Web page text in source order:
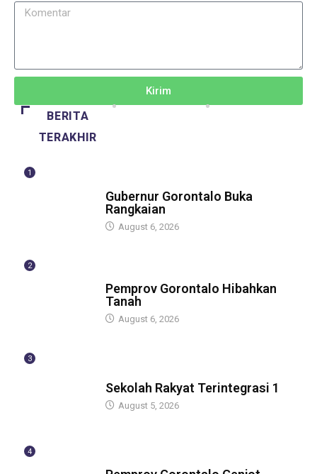
Kirim
BERITA
TERAKHIR
1
Gubernur Gorontalo Buka
Rangkaian
August 6, 2026
2
Pemprov Gorontalo Hibahkan
Tanah
August 6, 2026
3
Sekolah Rakyat Terintegrasi 1
August 5, 2026
4